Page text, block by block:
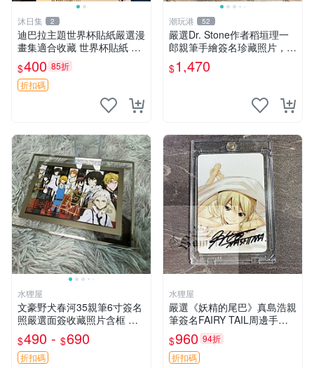
沐日集 2
迪巴拉主題世界杯貼紙嚴選漫
畫集適合收藏 世界杯貼紙 迪
巴拉 漫畫
$400 85折
折扣碼
潮玩港 52
嚴選Dr. Stone作者稻垣理一
郎親筆手繪簽名珍藏照片，3
英寸真品實拍 石紀、DoctorS
tone、收藏
$1,470
水狸屋
文豪野犬春河35親筆6寸簽名
照嚴選面簽收藏照片含框 文
豪野犬簽名周邊 照片 標籤
$490 - $690
折扣碼
水狸屋
嚴選《妖精的尾巴》真島浩親
筆簽名FAIRY TAIL周邊手寫
限量收藏 尺寸3寸 日本回憶
版中古 妖精的尾巴 周邊 FAIR
Y_TAIL
$960 94折
折扣碼